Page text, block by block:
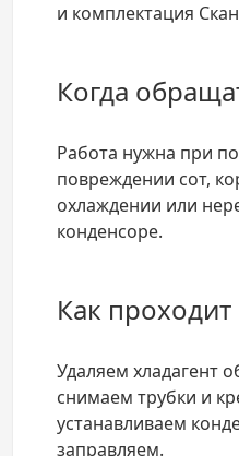
и комплектация
Когда
Работа нужна при
повреждении сот,
охлаждении или
конденсоре.
Как проходит
Удаляем хладагент
снимаем трубки и
устанавливаем
заправляем.